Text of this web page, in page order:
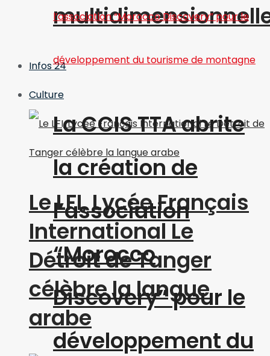
Infos 24
Culture
Le LFI, Lycée Français
International Le
Détroit de Tanger
célèbre la langue
arabe
La CCIS TTA abrite
la création de
l’association
“Morocco
Discovery” pour le
développement du